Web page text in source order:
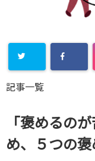
array key
/home/xs8
記事一覧
「褒めるの
め、５つの褒